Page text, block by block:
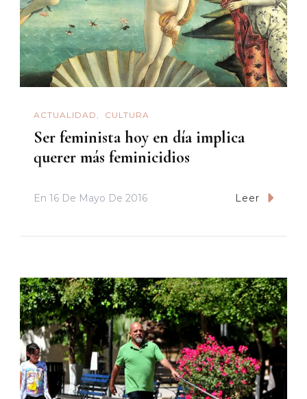
ACTUALIDAD CULTURA
Ser feminista hoy en día implica
querer más feminicidios
En 16 De Mayo De 2016 Leer